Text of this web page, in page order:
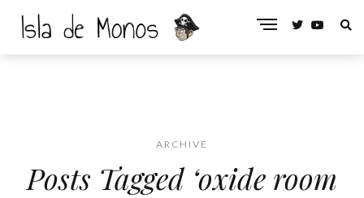
ARCHIVE
Posts Tagged ‘oxide room